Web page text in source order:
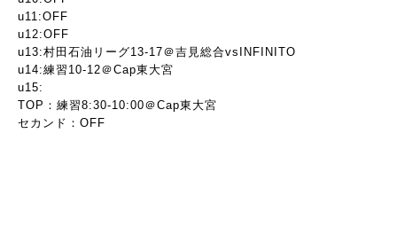
u11:OFF
u12:OFF
u13:村田石油リーグ13-17＠吉見総合vsINFINITO
u14:練習10-12＠Cap東大宮
u15:
TOP：練習8:30-10:00＠Cap東大宮
セカンド：OFF